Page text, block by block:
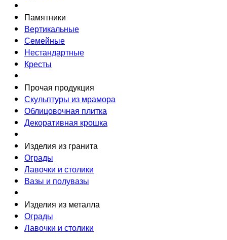
Памятники
Вертикальные
Семейные
Нестандартные
Кресты
Прочая продукция
Скульптуры из мрамора
Облицовочная плитка
Декоративная крошка
Изделия из гранита
Ограды
Лавочки и столики
Вазы и полувазы
Изделия из металла
Ограды
Лавочки и столики